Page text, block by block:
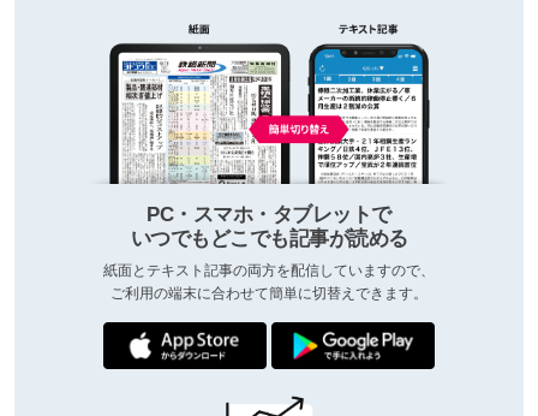
PC・スマホ・タブレットで
いつでもどこでも記事が読める
紙面とテキスト記事の両方を配信していますので、
ご利用の端末に合わせて簡単に切替えできます。